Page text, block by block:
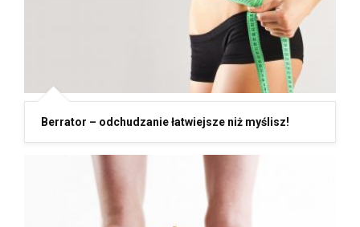
Berrator – odchudzanie łatwiejsze niż myślisz!